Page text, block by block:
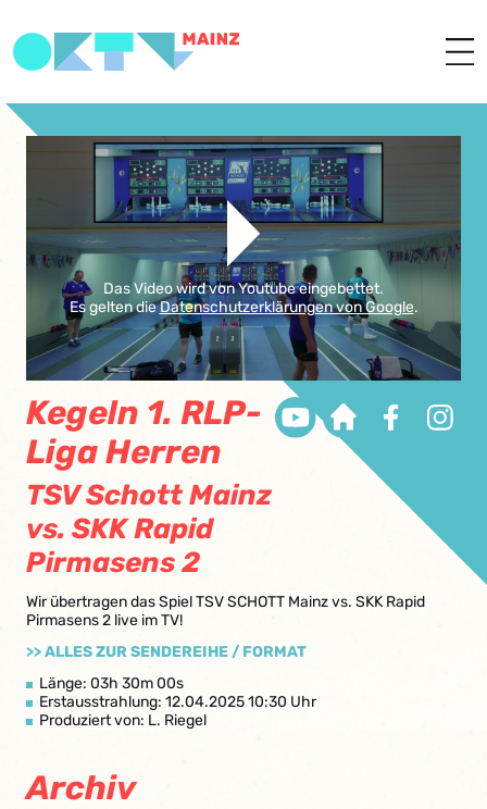
Das Video wird von Youtube eingebettet.
Es gelten dieDatenschutzerklärungen von Google.
Kegeln 1. RLP-
Liga Herren
TSV Schott Mainz
vs. SKK Rapid
Pirmasens 2
Wir übertragen das Spiel TSV SCHOTT Mainz vs. SKK Rapid
Pirmasens 2 live im TV!
>> ALLES ZUR SENDEREIHE / FORMAT
Länge: 03h 30m 00s
Erstausstrahlung: 12.04.2025 10:30 Uhr
Produziert von: L. Riegel
Archiv